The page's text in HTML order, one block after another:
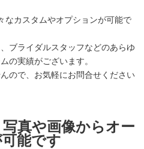
なカスタムやオプションが可能で
ブライダルスタッフなどのあらゆ
の実績がございます。
ので、お気軽にお問合せください
真や画像からオー
能です